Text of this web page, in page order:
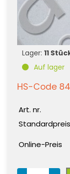
Lager: 11
Auf lager
HS-Code
Art. nr.
Standardpreis
Online-Preis